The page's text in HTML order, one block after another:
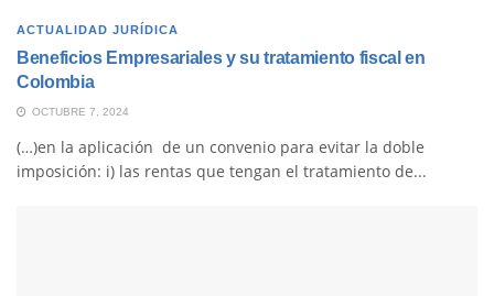
ACTUALIDAD JURÍDICA
Beneficios Empresariales y su tratamiento fiscal en
Colombia
OCTUBRE 7, 2024
(…)en la aplicación de un convenio para evitar la doble
imposición: i) las rentas que tengan el tratamiento de...